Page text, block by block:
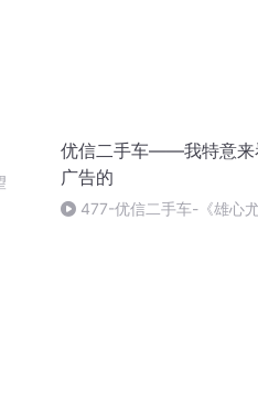
优信二手车——我特意来
广告的
477-优信二手车-《雄心